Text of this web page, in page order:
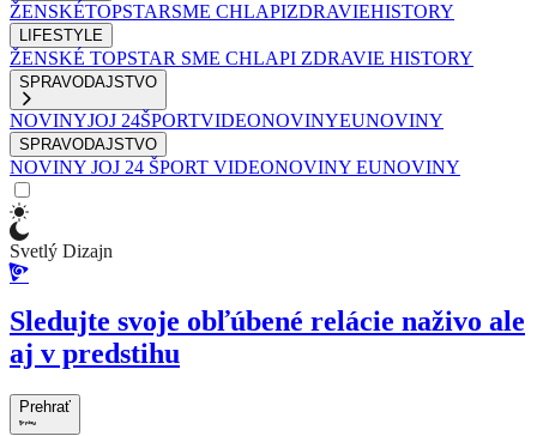
ŽENSKÉTOPSTARSME CHLAPIZDRAVIEHISTORY
LIFESTYLE
ŽENSKÉ TOPSTAR SME CHLAPI ZDRAVIE HISTORY
SPRAVODAJSTVO
NOVINYJOJ 24ŠPORTVIDEONOVINYEUNOVINY
SPRAVODAJSTVO
NOVINY JOJ 24 ŠPORT VIDEONOVINY EUNOVINY
Svetlý Dizajn
Sledujte svoje obľúbené relácie naživo ale
aj v predstihu
Prehrať